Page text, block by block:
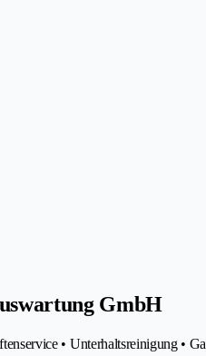
GmbH
• Unterhaltsreinigung •